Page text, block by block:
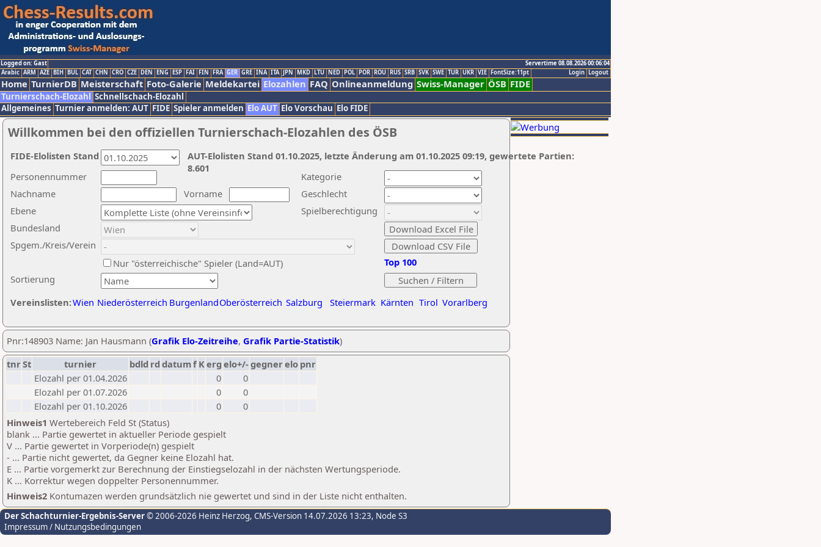
Logged on: Gast
Servertime 08.08.2026 00:06:04
Logout
Login
Arabic ARM AZE BIH BUL CAT CHN CRO CZE DEN ENG ESP FAI FIN FRA GER GRE INA ITA JPN MKD LTU NED POL POR ROU RUS SRB SVK SWE TUR UKR VIE FontSize:11pt
Home TurnierDB Meisterschaft Foto-Galerie Meldekartei Elozahlen FAQ Onlineanmeldung Swiss-Manager ÖSB FIDE
Turnierschach-Elozahl Schnellschach-Elozahl
Allgemeines Turnier anmelden: AUT FIDE Spieler anmelden Elo AUT Elo Vorschau Elo FIDE
Willkommen bei den offiziellen Turnierschach-Elozahlen des ÖSB
Nachname
Vorname
Ebene
Kategorie
Sortierung
Personennummer
Bundesland
Spgem./Kreis/Verein
Geschlecht
Nur "österreichische" Spieler (Land=AUT)
Spielberechtigung
Vereinslisten:Wien Niederösterreich BurgenlandOberösterreich Salzburg Steiermark Kärnten Tirol Vorarlberg
Top 100
AUT-Elolisten Stand 01.10.2025, letzte Änderung am 01.10.2025 09:19, gewertete Partien:
8.601
FIDE-Elolisten Stand
Pnr:148903 Name: Jan Hausmann (Grafik Elo-Zeitreihe, Grafik Partie-Statistik)
tnrSt turnier bdld rd datumf Kerg elo+/-gegnerelo pnr
Elozahl per 01.04.2026
0
0
Elozahl per 01.07.2026
0
0
Elozahl per 01.10.2026
0
0
Hinweis1 Wertebereich Feld St (Status)
blank ... Partie gewertet in aktueller Periode gespielt
V ... Partie gewertet in Vorperiode(n) gespielt
- ... Partie nicht gewertet, da Gegner keine Elozahl hat.
E ... Partie vorgemerkt zur Berechnung der Einstiegselozahl in der nächsten Wertungsperiode.
K ... Korrektur wegen doppelter Personennummer.
Hinweis2 Kontumazen werden grundsätzlich nie gewertet und sind in der Liste nicht enthalten.
Der Schachturnier-Ergebnis-Server© 2006-2026 Heinz Herzog, CMS-Version 14.07.2026 13:23, Node S3
Impressum / Nutzungsbedingungen